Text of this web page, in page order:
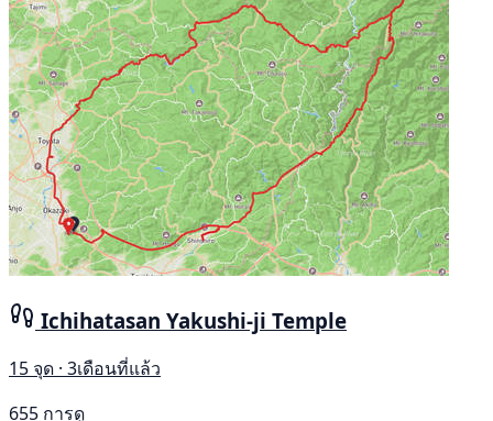
Ichihatasan Yakushi-ji Temple
15 จุด · 3เดือนที่แล้ว
655 การดู